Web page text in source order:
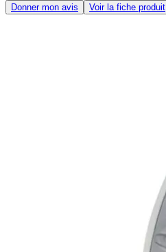
Donner mon avis Voir la fiche produit